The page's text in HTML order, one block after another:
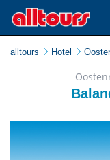
alltours Hotel